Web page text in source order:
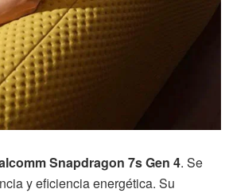
Snapdragon 7s Gen 4. Se
y eficiencia energética. Su